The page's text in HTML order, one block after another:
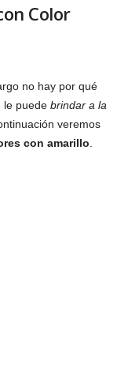
Color
no hay por qué
le puede brindar a la
veremos
con amarillo